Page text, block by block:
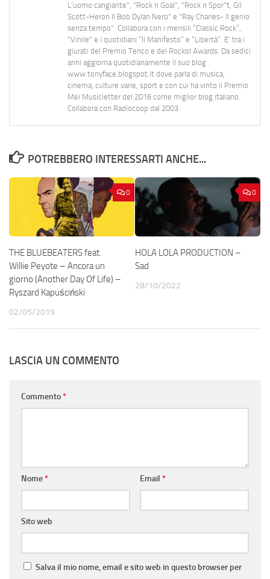
L’uomo cangiante", "Rock n Goal", "Rock n Spor"t, Gil
Scott-Heron Il Bob Dylan Nero" e "Ray Charles- Il genio
senza tempo". Collabora con i mensili “Classic Rock”,
"Vinile" e i quotidiani “Il Manifesto” e “Libertà”. E' tra i
giurati del Premio Tenco e del Rockol Awards. Da sedici
anni aggiorna quotidianamente il suo blog
www.tonyface.blogspot.it dove parla di musica,
cinema, culture varie, sport e con cui ha vinto il Premio
Mei Musicletter del 2016 come miglior blog italiano.
Collabora con Radiocoop dal 2003.
POTREBBERO INTERESSARTI ANCHE...
0
THE BLUEBEATERS feat.
Willie Peyote – Ancora un
giorno (Another Day Of Life) –
Ryszard Kapuściński
02/05/2019
0
HOLA LOLA PRODUCTION –
Sad
28/10/2022
LASCIA UN COMMENTO
Commento*
Nome* Email *
Sito web
Salva il mio nome, email e sito web in questo browser per